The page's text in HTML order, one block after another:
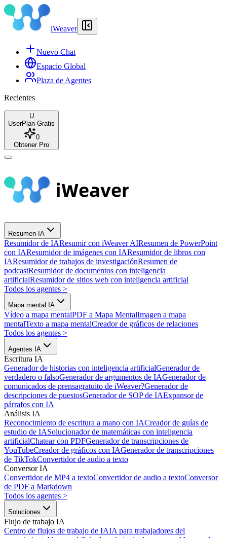
iWeaver
Nuevo Chat
Espacio Global
Plaza de Agentes
Recientes
U
UserPlan Gratis
0
Obtener Pro
Resumen IA
Resumidor de IAResumir con iWeaver AIResumen de PowerPoint
con IAResumidor de imágenes con IAResumidor de libros con
IAResumidor de trabajos de investigaciónResumen de
podcastResumidor de documentos con inteligencia
artificialResumidor de sitios web con inteligencia artificial
Todos los agentes >
Mapa mental IA
Vídeo a mapa mentalPDF a Mapa MentalImagen a mapa
mentalTexto a mapa mentalCreador de gráficos de relaciones
Todos los agentes >
Agentes IA
Escritura IA
Generador de historias con inteligencia artificialGenerador de
verdadero o falsoGenerador de argumentos de IAGenerador de
comunicados de prensagratuito de iWeaver?Generador de
descripciones de puestosGenerador de SOP de IAExpansor de
párrafos con IA
Análisis IA
Reconocimiento de escritura a mano con IACreador de guías de
estudio de IASolucionador de matemáticas con inteligencia
artificialChatear con PDFGenerador de transcripciones de
YouTubeCreador de gráficos con IAGenerador de transcripciones
de TikTokConvertidor de audio a texto
Conversor IA
Convertidor de MP4 a textoConvertidor de audio a textoConversor
de PDF a Markdown
Todos los agentes >
Soluciones
Flujo de trabajo IA
Centro de flujos de trabajo de IAIA para trabajadores del